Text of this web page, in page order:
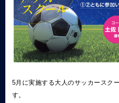
5月に実施する大人のサッカースク
す。